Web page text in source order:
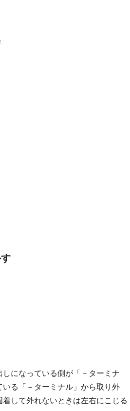
になっている側が「－ターミナ
る「－ターミナル」から取り外
して外れないときは左右にこじる